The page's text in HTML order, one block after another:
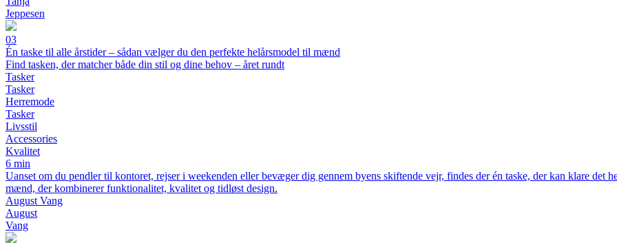
Jeppesen
03
Én taske til alle årstider – sådan vælger du den perfekte helårsmodel til mænd
Find tasken, der matcher både din stil og dine behov – året rundt
Tasker
Tasker
Herremode
Tasker
Livsstil
Accessories
Kvalitet
6 min
Uanset om du pendler til kontoret, rejser i weekenden eller bevæger dig gennem byens skiftende vejr, findes der én taske, der kan klare det
mænd, der kombinerer funktionalitet, kvalitet og tidløst design.
August Vang
August
Vang